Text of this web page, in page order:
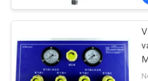
FABRIEKSREIS
Medische